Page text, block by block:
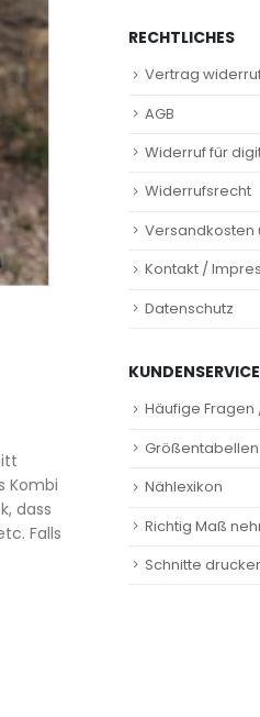
Kombi
dass
Falls
RECHTLICHES
Vertrag
AGB
Widerruf für
Widerrufsrecht
Versandkosten
Kontakt /
Datenschutz
KUNDENSERVICE
Häufige Fragen
Größentabellen
Nählexikon
Richtig Maß
Schnitte